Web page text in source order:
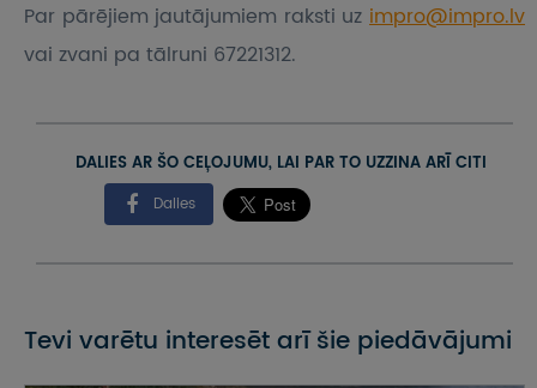
Par pārējiem jautājumiem raksti uz impro@impro.lv
vai zvani pa tālruni 67221312.
DALIES AR ŠO CEĻOJUMU, LAI PAR TO UZZINA ARĪ CITI
Dalies
Tevi varētu interesēt arī šie piedāvājumi